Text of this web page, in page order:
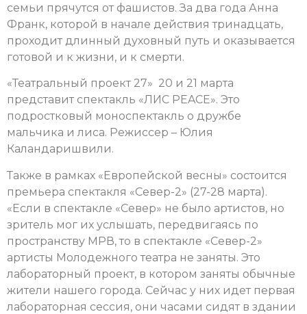
семьи прячутся от фашистов. За два года Анна
Франк, которой в начале действия тринадцать,
проходит длинный духовный путь и оказывается
готовой и к жизни, и к смерти.
«Театральный проект 27» 20 и 21 марта
представит спектакль «ЛИС PEACE». Это
подростковый моноспектакль о дружбе
мальчика и лиса. Режиссер – Юлия
Каландаришвили.
Также в рамках «Европейской весны» состоится
премьера спектакля «Север-2» (27-28 марта).
«Если в спектакле «Север» не было артистов, но
зритель мог их услышать, передвигаясь по
пространству МРВ, то в спектакле «Север-2»
артисты Молодежного театра не заняты. Это
лабораторный проект, в котором заняты обычные
жители нашего города. Сейчас у них идет первая
лабораторная сессия, они часами сидят в здании